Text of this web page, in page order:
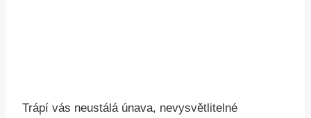
Trápí vás neustálá únava, nevysvětlitelné